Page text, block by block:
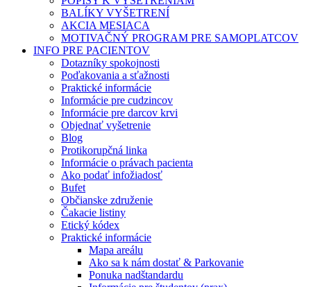
BALÍKY VYŠETRENÍ
AKCIA MESIACA
MOTIVAČNÝ PROGRAM PRE SAMOPLATCOV
INFO PRE PACIENTOV
Dotazníky spokojnosti
Poďakovania a sťažnosti
Praktické informácie
Informácie pre cudzincov
Informácie pre darcov krvi
Objednať vyšetrenie
Blog
Protikorupčná linka
Informácie o právach pacienta
Ako podať infožiadosť
Bufet
Občianske združenie
Čakacie listiny
Etický kódex
Praktické informácie
Mapa areálu
Ako sa k nám dostať & Parkovanie
Ponuka nadštandardu